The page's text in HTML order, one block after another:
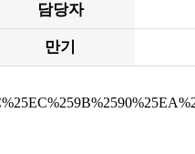
담당자
만기